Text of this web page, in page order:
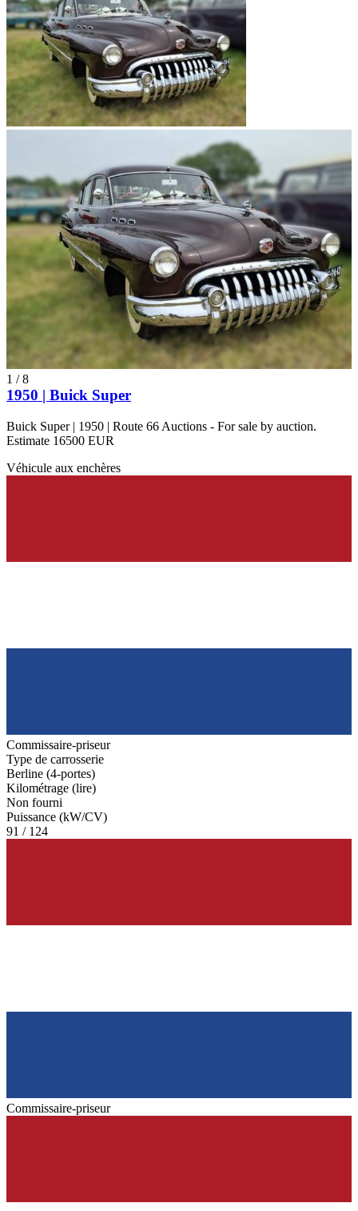
1 /8
1950 | Buick Super
Buick Super | 1950 | Route 66 Auctions - For sale by auction.
Estimate 16500 EUR
Véhicule aux enchères
Commissaire-priseur
Type de carrosserie
Berline (4-portes)
Kilométrage (lire)
Non fourni
Puissance (kW/CV)
91 / 124
Commissaire-priseur